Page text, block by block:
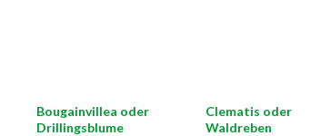
Bougainvillea oder
Drillingsblume
Clematis oder
Waldreben